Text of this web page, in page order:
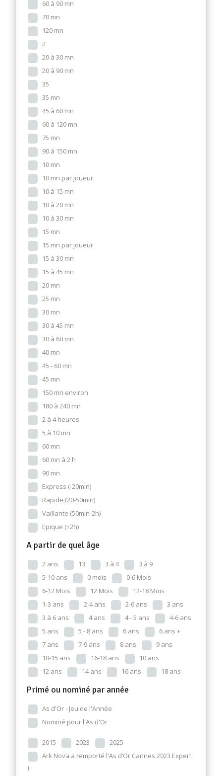
60 à 90 mn
70 mn
120 mn
2
20 à 30 mn
20 à 90 mn
35
35 mn
45 à 60 mn
60 à 120 mn
75 mn
90 à 150 mn
10 mn
10 mn par joueur.
10 à 15 mn
10 à 20 mn
10 à 30 mn
15 mn
15 mn par joueur
15 à 30 mn
15 à 45 mn
20 mn
25 mn
30 mn
30 à 45 mn
30 à 60 mn
40 mn
45 - 60 mn
45 mn
150 mn environ
180 à 240 mn
2 à 4 heures
5 à 10 mn
60 mn
60 mn à 2 h
90 mn
Express (-20min)
Rapide (20-50min)
Vaillante (50min-2h)
Epique (+2h)
A partir de quel âge
2 ans 13 3 à 4
3 à 9
5-10 ans
0 mois
0-6 Mois
6-12 Mois
12 Mois
12-18 Mois
1-3 ans
2-4 ans 2-6 ans
3 ans
3 à 6 ans
4 ans 4 - 5 ans
4-6 ans
5 ans
5 - 8 ans 6 ans
6 ans +
7 ans
7-9 ans 8 ans
9 ans
10-15 ans
16-18 ans
10 ans
12 ans
14 ans 16 ans 18 ans
Primé ou nominé par année
As d'Or - Jeu de l'Année
Nominé pour l'As d'Or
2015 2023
2025
Ark Nova a remporté l'As d’Or Cannes 2023 Expert
!